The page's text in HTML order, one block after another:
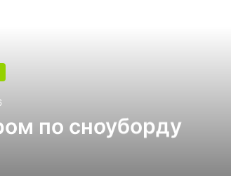
для теплицы:
мм